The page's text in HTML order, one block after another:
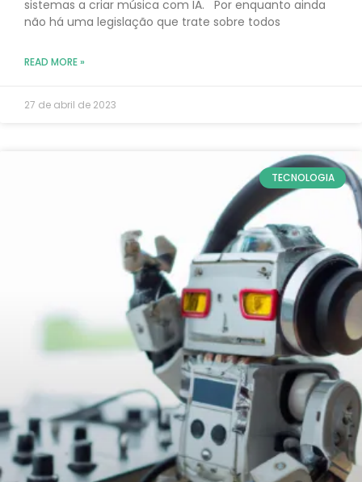
sistemas a criar música com IA. Por enquanto ainda
não há uma legislação que trate sobre todos
READ MORE »
27 de abril de 2023
TECNOLOGIA